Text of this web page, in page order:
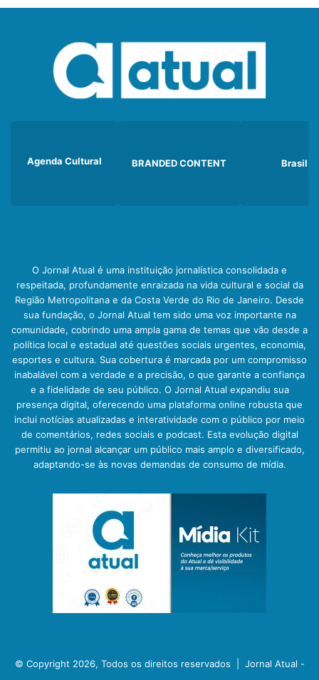
Agenda Cultural BRANDED CONTENT Brasil
O Jornal Atual é uma instituição jornalística consolidada e
respeitada, profundamente enraizada na vida cultural e social da
Região Metropolitana e da Costa Verde do Rio de Janeiro. Desde
sua fundação, o Jornal Atual tem sido uma voz importante na
comunidade, cobrindo uma ampla gama de temas que vão desde a
política local e estadual até questões sociais urgentes, economia,
esportes e cultura. Sua cobertura é marcada por um compromisso
inabalável com a verdade e a precisão, o que garante a confiança
e a fidelidade de seu público. O Jornal Atual expandiu sua
presença digital, oferecendo uma plataforma online robusta que
inclui notícias atualizadas e interatividade com o público por meio
de comentários, redes sociais e podcast. Esta evolução digital
permitiu ao jornal alcançar um público mais amplo e diversificado,
adaptando-se às novas demandas de consumo de mídia.
© Copyright 2026, Todos os direitos reservados | Jornal Atual -